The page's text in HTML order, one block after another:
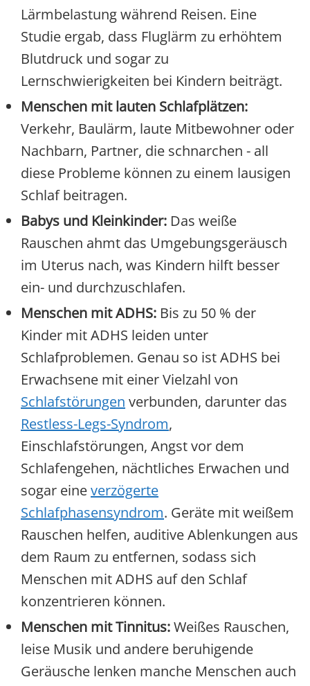
Lärmbelastung während Reisen. Eine
Studie ergab, dass Fluglärm zu erhöhtem
Blutdruck und sogar zu
Lernschwierigkeiten bei Kindern beiträgt.
Menschen mit lauten Schlafplätzen:
Verkehr, Baulärm, laute Mitbewohner oder
Nachbarn, Partner, die schnarchen - all
diese Probleme können zu einem lausigen
Schlaf beitragen.
Babys und Kleinkinder: Das weiße
Rauschen ahmt das Umgebungsgeräusch
im Uterus nach, was Kindern hilft besser
ein- und durchzuschlafen.
Menschen mit ADHS: Bis zu 50 % der
Kinder mit ADHS leiden unter
Schlafproblemen. Genau so ist ADHS bei
Erwachsene mit einer Vielzahl von
Schlafstörungen verbunden, darunter das
Restless-Legs-Syndrom,
Einschlafstörungen, Angst vor dem
Schlafengehen, nächtliches Erwachen und
sogar eineverzögerte
Schlafphasensyndrom. Geräte mit weißem
Rauschen helfen, auditive Ablenkungen aus
dem Raum zu entfernen, sodass sich
Menschen mit ADHS auf den Schlaf
konzentrieren können.
Menschen mit Tinnitus:Weißes Rauschen,
leise Musik und andere beruhigende
Geräusche lenken manche Menschen auch